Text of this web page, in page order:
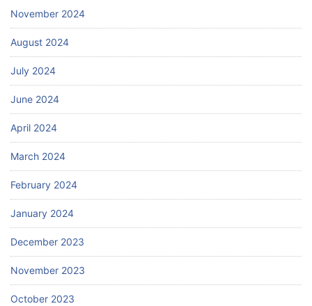
November 2024
August 2024
July 2024
June 2024
April 2024
March 2024
February 2024
January 2024
December 2023
November 2023
October 2023